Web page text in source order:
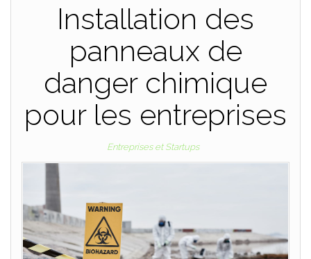
Installation des
panneaux de
danger chimique
pour les entreprises
Entreprises et Startups